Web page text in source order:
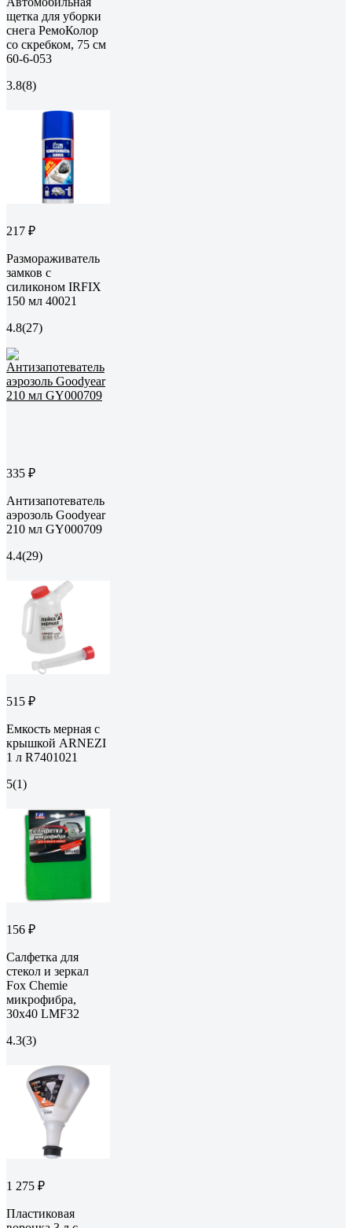
щетка для уборки
снега РемоКолор
со скребком, 75 см
60-6-053
3.8(8)
217 ₽
Размораживатель
замков с
силиконом IRFIX
150 мл 40021
4.8(27)
335 ₽
Антизапотеватель
аэрозоль Goodyear
210 мл GY000709
4.4(29)
515 ₽
Емкость мерная с
крышкой ARNEZI
1 л R7401021
5(1)
156 ₽
Салфетка для
стекол и зеркал
Fox Chemie
микрофибра,
30x40 LMF32
4.3(3)
1 275 ₽
Пластиковая